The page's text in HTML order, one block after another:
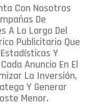
Con Nosotros
De
A Lo Largo Del
Publicitario Que
Y
Anuncio En El
La Inversión,
Y Generar
Menor.